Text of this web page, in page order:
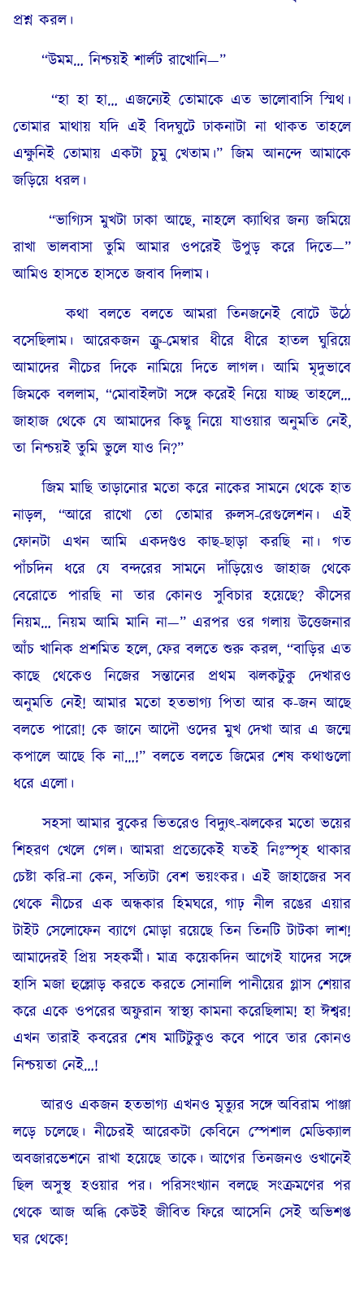
প্রশ্ন করল।
“উমম… নিশ্চয়ই শার্লট রাখোনি—”
“হা হা হা… এজন্যেই তোমাকে এত ভালোবাসি স্মিথ।
তোমার মাথায় যদি এই বিদঘুটে ঢাকনাটা না থাকত তাহলে
এক্ষুনিই তোমায় একটা চুমু খেতাম।” জিম আনন্দে আমাকে
জড়িয়ে ধরল।
“ভাগ্যিস মুখটা ঢাকা আছে, নাহলে ক্যাথির জন্য জমিয়ে
রাখা ভালবাসা তুমি আমার ওপরেই উপুড় করে দিতে—”
আমিও হাসতে হাসতে জবাব দিলাম।
কথা বলতে বলতে আমরা তিনজনেই বোটে উঠে
বসেছিলাম। আরেকজন ক্রু-মেম্বার ধীরে ধীরে হাতল ঘুরিয়ে
আমাদের নীচের দিকে নামিয়ে দিতে লাগল। আমি মৃদুভাবে
জিমকে বললাম, “মোবাইলটা সঙ্গে করেই নিয়ে যাচ্ছ তাহলে…
জাহাজ থেকে যে আমাদের কিছু নিয়ে যাওয়ার অনুমতি নেই,
তা নিশ্চয়ই তুমি ভুলে যাও নি?”
জিম মাছি তাড়ানোর মতো করে নাকের সামনে থেকে হাত
নাড়ল, “আরে রাখো তো তোমার রুলস-রেগুলেশন। এই
ফোনটা এখন আমি একদণ্ডও কাছ-ছাড়া করছি না। গত
পাঁচদিন ধরে যে বন্দরের সামনে দাঁড়িয়েও জাহাজ থেকে
বেরোতে পারছি না তার কোনও সুবিচার হয়েছে? কীসের
নিয়ম… নিয়ম আমি মানি না—” এরপর ওর গলায় উত্তেজনার
আঁচ খানিক প্রশমিত হলে, ফের বলতে শুরু করল, “বাড়ির এত
কাছে থেকেও নিজের সন্তানের প্রথম ঝলকটুকু দেখারও
অনুমতি নেই! আমার মতো হতভাগ্য পিতা আর ক-জন আছে
বলতে পারো! কে জানে আদৌ ওদের মুখ দেখা আর এ জন্মে
কপালে আছে কি না…!” বলতে বলতে জিমের শেষ কথাগুলো
ধরে এলো।
সহসা আমার বুকের ভিতরেও বিদ্যুৎ-ঝলকের মতো ভয়ের
শিহরণ খেলে গেল। আমরা প্রত্যেকেই যতই নিঃস্পৃহ থাকার
চেষ্টা করি-না কেন, সত্যিটা বেশ ভয়ংকর। এই জাহাজের সব
থেকে নীচের এক অন্ধকার হিমঘরে, গাঢ় নীল রঙের এয়ার
টাইট সেলোফেন ব্যাগে মোড়া রয়েছে তিন তিনটি টাটকা লাশ!
আমাদেরই প্রিয় সহকর্মী। মাত্র কয়েকদিন আগেই যাদের সঙ্গে
হাসি মজা হুল্লোড় করতে করতে সোনালি পানীয়ের গ্লাস শেয়ার
করে একে ওপরের অফুরান স্বাস্থ্য কামনা করেছিলাম! হা ঈশ্বর!
এখন তারাই কবরের শেষ মাটিটুকুও কবে পাবে তার কোনও
নিশ্চয়তা নেই…!
আরও একজন হতভাগ্য এখনও মৃত্যুর সঙ্গে অবিরাম পাঞ্জা
লড়ে চলেছে। নীচেরই আরেকটা কেবিনে স্পেশাল মেডিক্যাল
অবজারভেশনে রাখা হয়েছে তাকে। আগের তিনজনও ওখানেই
ছিল অসুস্থ হওয়ার পর। পরিসংখ্যান বলছে সংক্রমণের পর
থেকে আজ অব্ধি কেউই জীবিত ফিরে আসেনি সেই অভিশপ্ত
ঘর থেকে!